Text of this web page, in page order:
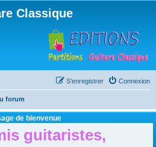
Classique
Connexion
S’enregistrer
forum
de bienvenue
guitaristes,